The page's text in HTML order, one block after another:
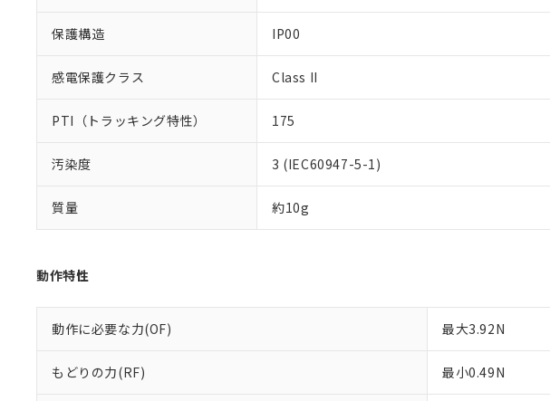
保護構造 IP00
感電保護クラス Class II
PTI（トラッキング特性） 175
汚染度 3 (IEC60947-5-1)
質量 約10g
動作特性
動作に必要な力(OF) 最大3.92N
もどりの力(RF) 最小0.49N
り割愛しております。